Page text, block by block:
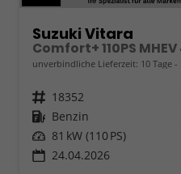
Suzuki Vitara
unverbindliche Lieferzeit: 10 Tage
Fahrzeugnr. 18352
Kraftstoff Benzin
Leistung 81 kW (110 PS)
24.04.2026